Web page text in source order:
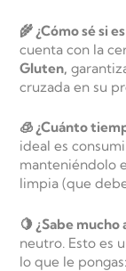
🌾 ¿Cómo sé si
cuenta con la
Gluten,
cruzada en su
🧊 ¿Cuánto
ideal es
manteniéndolo
limpia (que
🍋 ¿Sabe mucho
neutro. Esto es
lo que le